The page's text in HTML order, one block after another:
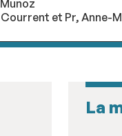
et Pr, Anne-
La